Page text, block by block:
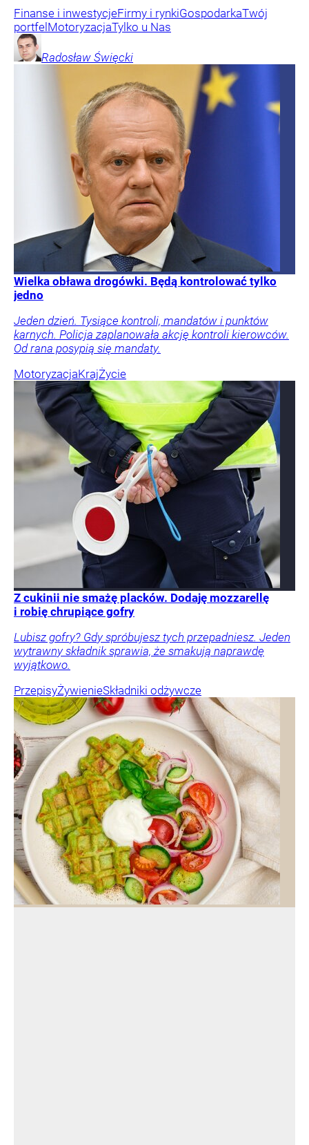
Finanse i inwestycjeFirmy i rynkiGospodarkaTwój
portfel MotoryzacjaTylko u Nas
Radosław Święcki
Wielka obława drogówki. Będą kontrolować tylko
jedno
Jeden dzień. Tysiące kontroli, mandatów i punktów
karnych. Policja zaplanowała akcję kontroli kierowców.
Od rana posypią się mandaty.
MotoryzacjaKrajŻycie
Z cukinii nie smażę placków. Dodaję mozzarellę
i robię chrupiące gofry
Lubisz gofry? Gdy spróbujesz tych przepadniesz. Jeden
wytrawny składnik sprawia, że smakują naprawdę
wyjątkowo.
PrzepisyŻywienieSkładniki odżywcze